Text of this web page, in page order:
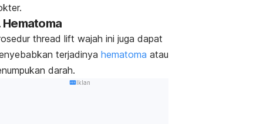
Hematoma
thread lift wajah ini juga dapat
terjadinya hematoma atau
darah.
Iklan